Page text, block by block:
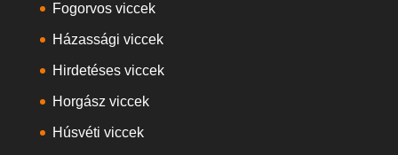
Fogorvos viccek
Házassági viccek
Hirdetéses viccek
Horgász viccek
Húsvéti viccek